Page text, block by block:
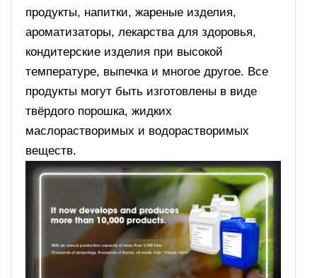
продукты, напитки, жареные изделия,
ароматизаторы, лекарства для здоровья,
кондитерские изделия при высокой
температуре, выпечка и многое другое. Все
продукты могут быть изготовлены в виде
твёрдого порошка, жидких
маслорастворимых и водорастворимых
веществ.